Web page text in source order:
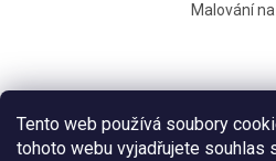
Tento web používá soubory
tohoto webu vyjadřujete souhlas
Malování